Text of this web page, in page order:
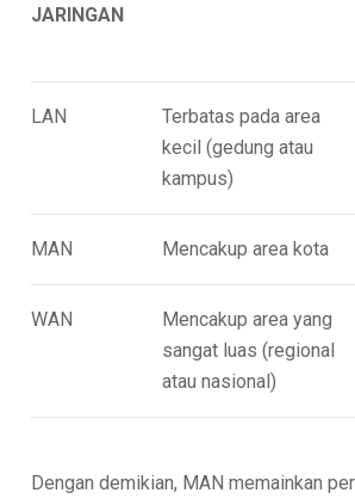
JARINGAN
LAN
Terbatas pada area
kecil (gedung atau
kampus)
MAN Mencakup area kota
WAN
Mencakup area yang
sangat luas (regional
atau nasional)
Dengan demikian, MAN memainkan